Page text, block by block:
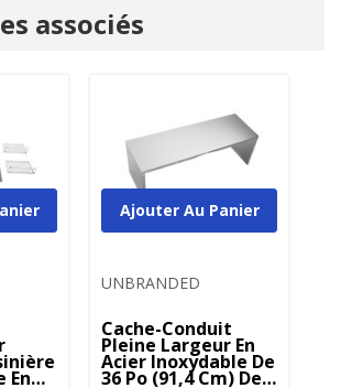
associés
En
UNBRANDED
Cache-Conduit
Pleine Largeur En
Acier Inoxydable De
36 Po (91,4 Cm) De
Ajouter Au Panier